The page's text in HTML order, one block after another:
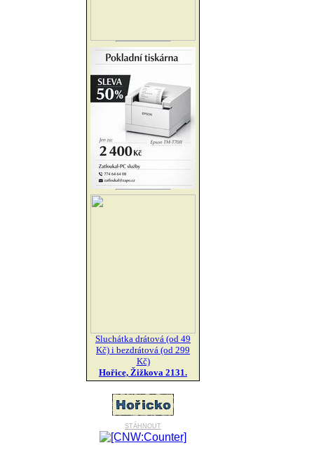
Sluchátka drátová (od 49
Kč) i bezdrátová (od 299
Kč)
Hořice, Žižkova 2131.
stáhnout